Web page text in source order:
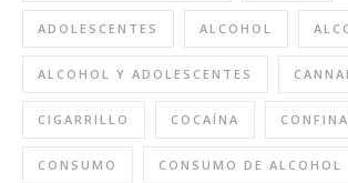
ADOLESCENTES ALCOHOL
ALCOHOL Y ADOLESCENTES
CIGARRILLO COCAÍNA
CONSUMO CONSUMO DE ALCOHOL